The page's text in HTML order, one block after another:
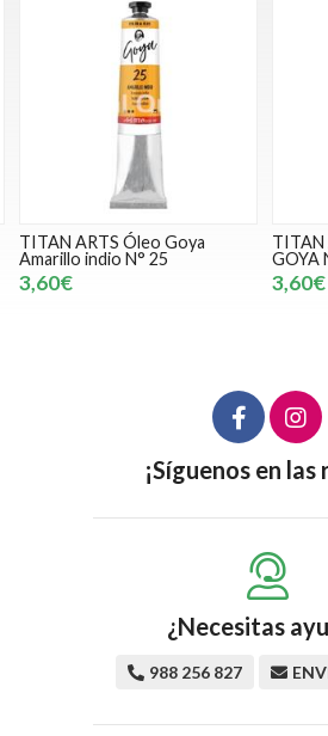
TITAN ARTS Óleo Goya Azul
GOYA N° 46
3,60€
¡Síguenos en las
¿Necesitas
988 256 827